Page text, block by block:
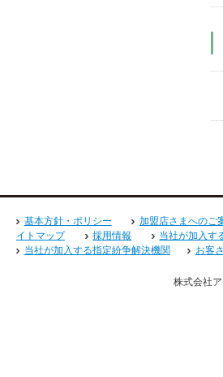
基本方針・ポリシー 加盟店さまへのご
イトマップ
採用情報
当社が加入す
当社が加入する指定紛争解決機関
お客
株式会社